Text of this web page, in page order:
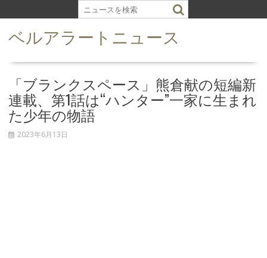
k
ベルアラートニュース
「ブランクスペース」熊倉献の短編新
連載、第1話は“ハンター”一家に生まれ
た少年の物語
2023年6月13日